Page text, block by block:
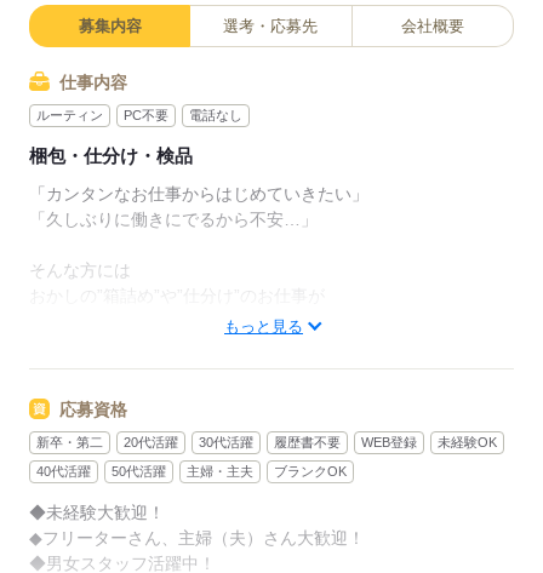
募集内容 選考・応募先 会社概要
仕事内容
ルーティン PC不要 電話なし
梱包・仕分け・検品
「カンタンなお仕事からはじめていきたい」
「久しぶりに働きにでるから不安…」
そんな方には
おかしの”箱詰め”や”仕分け”のお仕事が
軽いものをメインに扱うので
体への負担は少なめ。
作業は同じことを繰り返し行うので
未経験からでもすぐにできるようになりますよ。
＜その他にも…＞
●商品の検品・チェック
もっと見る
応募資格
新卒・第二 20代活躍 30代活躍 履歴書不要 WEB登録
未経験OK
40代活躍
50代活躍 主婦・主夫 ブランクOK
◆未経験大歓迎！
◆フリーターさん、主婦（夫）さん大歓迎！
◆男女スタッフ活躍中！